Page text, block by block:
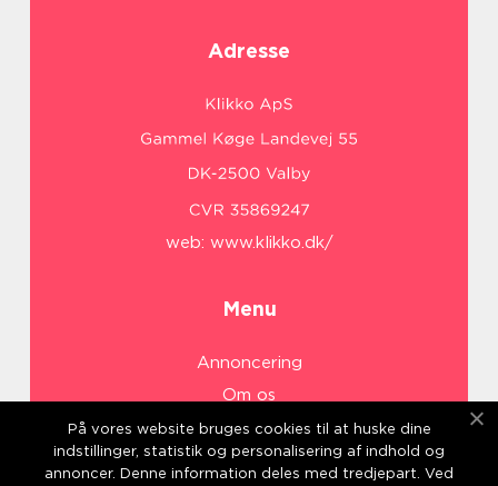
Adresse
web: www.klikko.dk/
Menu
Annoncering
Om os
Cookies
Kontakt os
På vores website bruges cookies til at huske dine
indstillinger, statistik og personalisering af indhold og
annoncer. Denne information deles med tredjepart. Ved